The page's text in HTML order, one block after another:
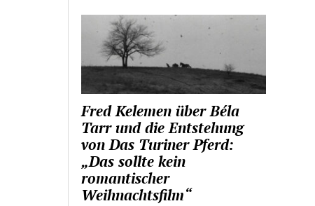
Fred Kelemen über Béla
Tarr und die Entstehung
von Das Turiner Pferd:
„Das sollte kein
romantischer
Weihnachtsfilm“